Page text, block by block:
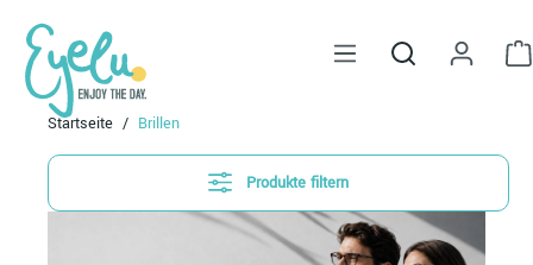
springen
Startseite Brillen
Produkte filtern